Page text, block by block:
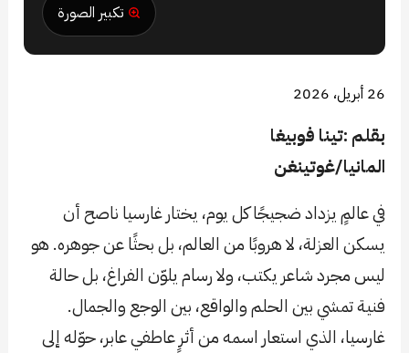
تكبير الصورة
26 أبريل، 2026
بقلم :تينا فوبيغا
المانيا/غوتينغن
في عالمٍ يزداد ضجيجًا كل يوم، يختار غارسيا ناصح أن
يسكن العزلة، لا هروبًا من العالم، بل بحثًا عن جوهره. هو
ليس مجرد شاعر يكتب، ولا رسام يلوّن الفراغ، بل حالة
فنية تمشي بين الحلم والواقع، بين الوجع والجمال.
غارسيا، الذي استعار اسمه من أثرٍ عاطفي عابر، حوّله إلى